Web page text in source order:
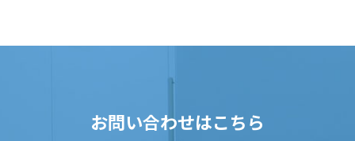
お問い合わせはこちら